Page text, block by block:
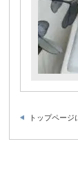
トップページ